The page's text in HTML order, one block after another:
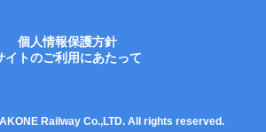
個人情報保護方針
イトのご利用にあたって
Railway Co.,LTD. All rights reserved.